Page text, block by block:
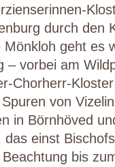
durch den
Mönkloh geht es
– vorbei am
Chorherr-
von
in Börnhöved
das einst
bis